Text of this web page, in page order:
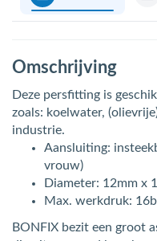
Omschrijving
Deze persfitting is
zoals: koelwater,
industrie.
Aansluiting:
vrouw)
Diameter: 12mm x
Max. werkdruk:
BONFIX bezit een groot